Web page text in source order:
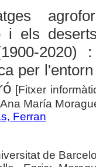
i els
2020)
per
[Fitxer
María
Ferran
de